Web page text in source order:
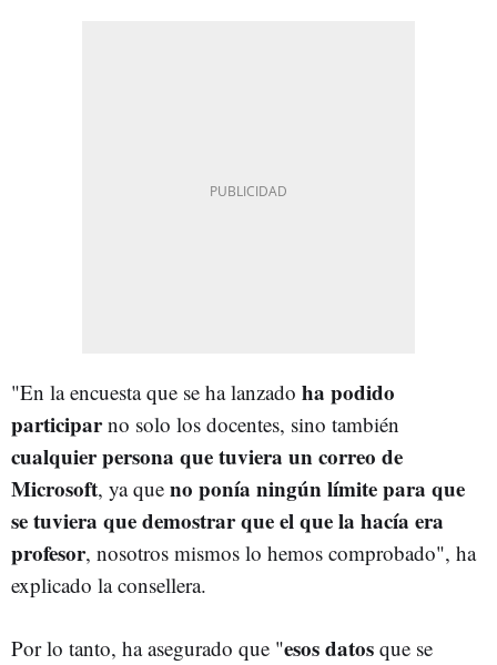
"En la encuesta que se ha lanzado ha podido
participarno solo los docentes, sino también
cualquier persona que tuviera un correo de
Microsoft, ya que no ponía ningún límite para que
se tuviera que demostrar que el que la hacía era
profesor, nosotros mismos lo hemos comprobado", ha
explicado la consellera.
Por lo tanto, ha asegurado que "esos datos que se